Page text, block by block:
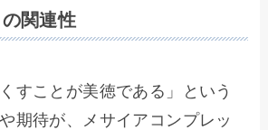
関連性
すことが美徳である」という
期待が、メサイアコンプレッ